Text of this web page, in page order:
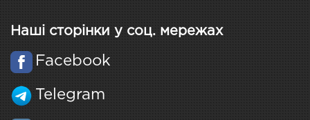
Наші сторінки у соц. мережах
Facebook
Telegram